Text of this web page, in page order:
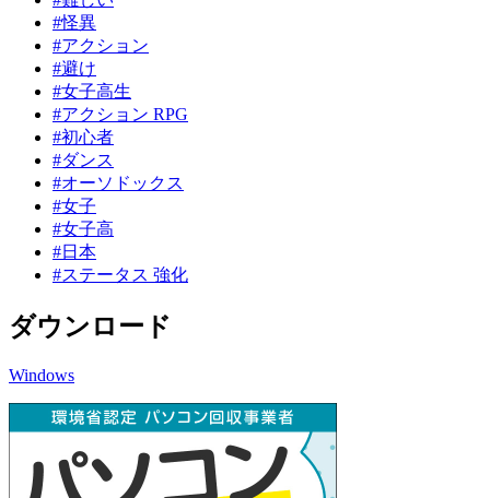
#怪異
#アクション
#避け
#女子高生
#アクション RPG
#初心者
#ダンス
#オーソドックス
#女子
#女子高
#日本
#ステータス 強化
ダウンロード
Windows